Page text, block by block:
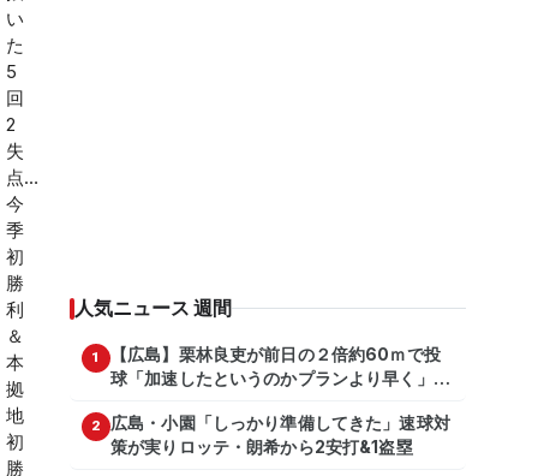
人気ニュース 週間
1
【広島】栗林良吏が前日の２倍約60ｍで投
球「加速したというのかプランより早く」自
2
広島・小園「しっかり準備してきた」速球対
策が実りロッテ・朗希から2安打&1盗塁